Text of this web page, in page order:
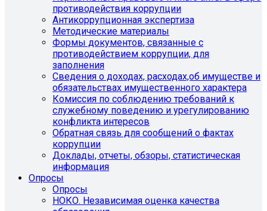
противодействия коррупции
Антикоррупционная экспертиза
Методические материалы
Формы документов, связанные с
противодействием коррупции, для
заполнения
Сведения о доходах, расходах,об имуществе и
обязательствах имущественного характера
Комиссия по соблюдению требований к
служебному поведению и урегулированию
конфликта интересов
Обратная связь для сообщений о фактах
коррупции
Доклады, отчеты, обзоры, статистическая
информация
Опросы
Опросы
НОКО. Независимая оценка качества